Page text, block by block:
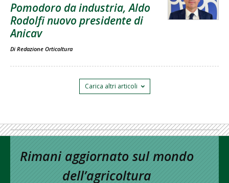
Pomodoro da industria, Aldo
Rodolfi nuovo presidente di
Anicav
Di Redazione Orticoltura
Carica altri articoli
Rimani aggiornato sul mondo
dell’agricoltura